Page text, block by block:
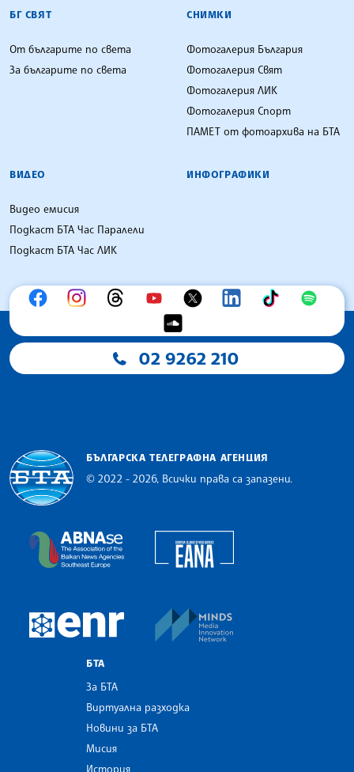
БГ СВЯТ
От българите по света
За българите по света
СНИМКИ
Фотогалерия България
Фотогалерия Свят
Фотогалерия ЛИК
Фотогалерия Спорт
ПАМЕТ от фотоархива на БТА
ВИДЕО
Видео емисия
Подкаст БТА Час Паралели
Подкаст БТА Час ЛИК
ИНФОГРАФИКИ
02 9262 210
БЪЛГАРСКА ТЕЛЕГРАФНА АГЕНЦИЯ
© 2022 - 2026, Всички права са запазени.
The Assocoation of the Balkan News Agencies
European Newsroom
БТА
За БТА
Виртуална разходка
Новини за БТА
Мисия
История